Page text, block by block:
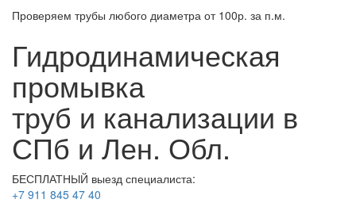
Проверяем трубы любого диаметра от 100р. за п.м.
Гидродинамическая
промывка
труб и канализации в
СПб и Лен. Обл.
БЕСПЛАТНЫЙ выезд специалиста:
+7 911 845 47 40